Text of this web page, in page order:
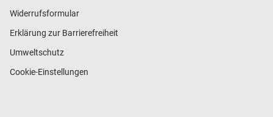
Widerrufsformular
Erklärung zur Barrierefreiheit
Umweltschutz
Cookie-Einstellungen